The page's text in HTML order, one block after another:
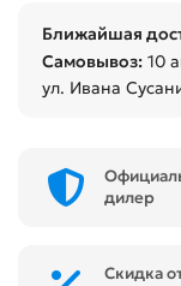
Ближайшая
Самовывоз: 10
ул. Ивана
дилер
Скидка